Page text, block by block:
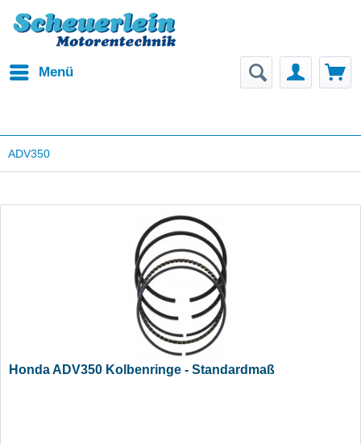
Menü
ADV350
Honda ADV350 Kolbenringe - Standardmaß